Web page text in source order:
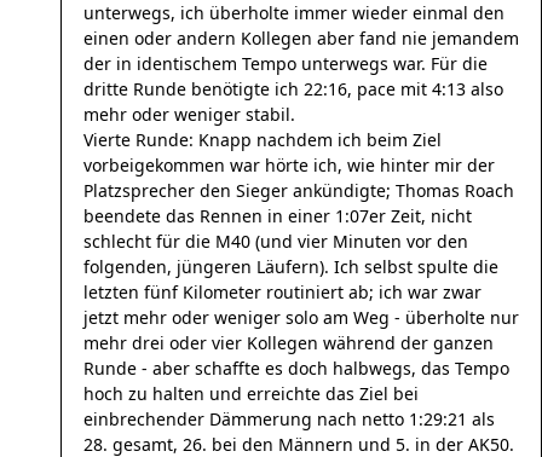
unterwegs, ich überholte immer wieder einmal den
einen oder andern Kollegen aber fand nie jemandem
der in identischem Tempo unterwegs war. Für die
dritte Runde benötigte ich 22:16, pace mit 4:13 also
mehr oder weniger stabil.
Vierte Runde: Knapp nachdem ich beim Ziel
vorbeigekommen war hörte ich, wie hinter mir der
Platzsprecher den Sieger ankündigte; Thomas Roach
beendete das Rennen in einer 1:07er Zeit, nicht
schlecht für die M40 (und vier Minuten vor den
folgenden, jüngeren Läufern). Ich selbst spulte die
letzten fünf Kilometer routiniert ab; ich war zwar
jetzt mehr oder weniger solo am Weg - überholte nur
mehr drei oder vier Kollegen während der ganzen
Runde - aber schaffte es doch halbwegs, das Tempo
hoch zu halten und erreichte das Ziel bei
einbrechender Dämmerung nach netto 1:29:21 als
28. gesamt, 26. bei den Männern und 5. in der AK50.